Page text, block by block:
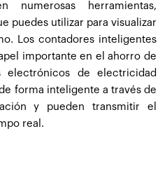
numerosas herramientas,
puedes utilizar para visualizar
Los contadores inteligentes
importante en el ahorro de
electrónicos de electricidad
forma inteligente a través de
y pueden transmitir el
real.